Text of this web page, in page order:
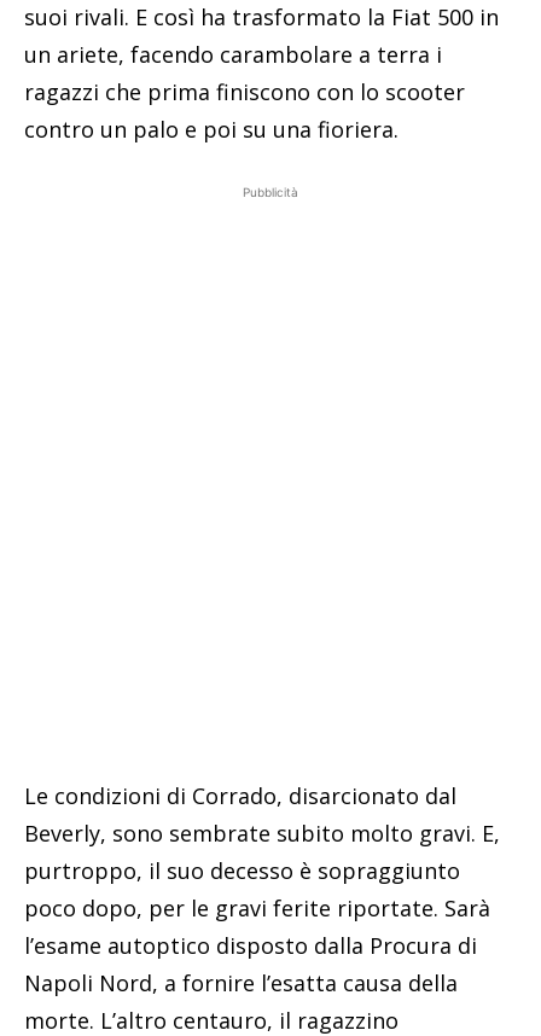
suoi rivali. E così ha trasformato la Fiat 500 in
un ariete, facendo carambolare a terra i
ragazzi che prima finiscono con lo scooter
contro un palo e poi su una fioriera.
Pubblicità
Le condizioni di Corrado, disarcionato dal
Beverly, sono sembrate subito molto gravi. E,
purtroppo, il suo decesso è sopraggiunto
poco dopo, per le gravi ferite riportate. Sarà
l’esame autoptico disposto dalla Procura di
Napoli Nord, a fornire l’esatta causa della
morte. L’altro centauro, il ragazzino